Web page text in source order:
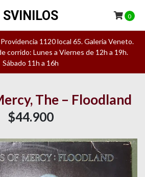
1120 local 65. Galeria Veneto.
corrido: Lunes a Viernes de 12h a 19h.
Sábado 11h a 16h
SVINILOS 0
The – Floodland
$44.900